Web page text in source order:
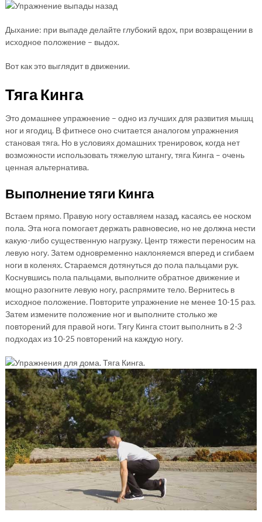
Дыхание: при выпаде делайте глубокий вдох, при возвращении в
исходное положение – выдох.
Вот как это выглядит в движении.
Тяга Кинга
Это домашнее упражнение – одно из лучших для развития мышц
ног и ягодиц. В фитнесе оно считается аналогом упражнения
становая тяга. Но в условиях домашних тренировок, когда нет
возможности использовать тяжелую штангу, тяга Кинга – очень
ценная альтернатива.
Выполнение тяги Кинга
Встаем прямо. Правую ногу оставляем назад, касаясь ее носком
пола. Эта нога помогает держать равновесие, но не должна нести
какую-либо существенную нагрузку. Центр тяжести переносим на
левую ногу. Затем одновременно наклоняемся вперед и сгибаем
ноги в коленях. Стараемся дотянуться до пола пальцами рук.
Коснувшись пола пальцами, выполните обратное движение и
мощно разогните левую ногу, распрямите тело. Вернитесь в
исходное положение. Повторите упражнение не менее 10-15 раз.
Затем измените положение ног и выполните столько же
повторений для правой ноги. Тягу Кинга стоит выполнить в 2-3
подходах из 10-25 повторений на каждую ногу.